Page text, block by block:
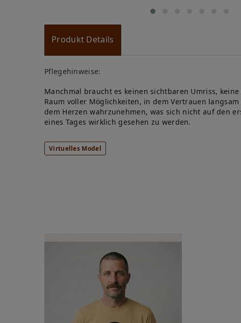
Produkt Details
Pflegehinweise:
Manchmal braucht es keinen sichtbaren Umriss,
Raum voller Möglichkeiten, in dem Vertrauen
dem Herzen wahrzunehmen, was sich nicht auf den
eines Tages wirklich gesehen zu werden.
Virtuelles Model